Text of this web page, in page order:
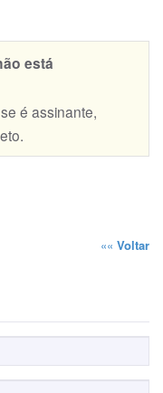
está
é assinante,
«« Voltar